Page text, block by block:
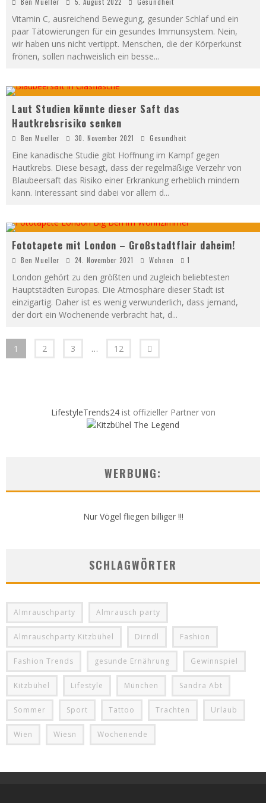
Vitamin C, ausreichend Bewegung, gesunder Schlaf und ein
paar Tätowierungen für ein gesundes Immunsystem. Nein,
wir haben uns nicht vertippt. Menschen, die der Körperkunst
frönen, sollen nachweislich ein besse...
Laut Studien könnte dieser Saft das
Hautkrebsrisiko senken
Ben Mueller 30. November 2021 Gesundheit
Eine kanadische Studie gibt Hoffnung im Kampf gegen
Hautkrebs. Diese besagt, dass der regelmäßige Verzehr von
Blaubeersaft das Risiko einer Erkrankung erheblich mindern
kann. Interessant sind dabei vor allem d...
Fototapete mit London – Großstadtflair daheim!
Ben Mueller 24. November 2021 Wohnen 1
London gehört zu den größten und zugleich beliebtesten
Hauptstädten Europas. Die Atmosphäre dieser Stadt ist
einzigartig. Daher ist es wenig verwunderlich, dass jemand,
der dort ein Wochenende verbracht hat, d...
1 2 3 … 12
LifestyleTrends24ist offizieller Partner von
WERBUNG:
Nur Vögel fliegen billiger !!!
SCHLAGWÖRTER
Almrauschparty Almrausch party
Almrauschparty Kitzbühel Dirndl Fashion
Fashion Trends gesunde Ernährung Gewinnspiel
Kitzbühel Lifestyle München Sandra Abt
Sommer Sport Tattoo Trachten Urlaub
Wien Wiesn Wochenende